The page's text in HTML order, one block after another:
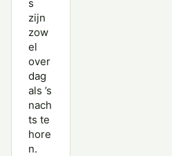
s
zijn
zow
el
over
dag
als ’s
nach
ts te
hore
n.